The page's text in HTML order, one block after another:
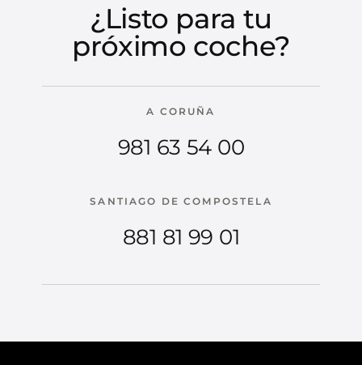
¿Listo para tu
próximo coche?
A CORUÑA
981 63 54 00
SANTIAGO DE COMPOSTELA
881 81 99 01